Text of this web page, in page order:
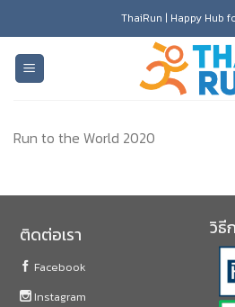
to
content
ThaiRun | Happy Hub
Run to the World 2020
ติดต่อเรา
Facebook
Instagram
วิธี